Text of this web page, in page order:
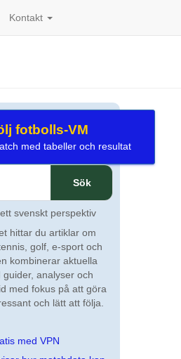
Kontakt
fotbolls-VM
med tabeller och resultat
svenskt perspektiv
hittar du artiklar om
golf, e-sport och
kombinerar aktuella
analyser och
med fokus på att göra
och lätt att följa.
med VPN